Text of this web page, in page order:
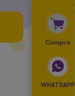
Compra
WHATSAPP